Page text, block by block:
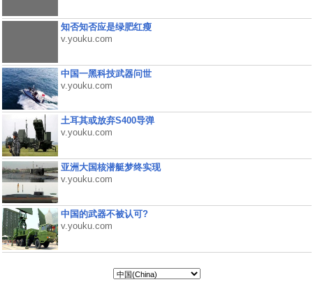
知否知否应是绿肥红瘦
v.youku.com
中国一黑科技武器问世
v.youku.com
土耳其或放弃S400导弹
v.youku.com
亚洲大国核潜艇梦终实现
v.youku.com
中国的武器不被认可?
v.youku.com